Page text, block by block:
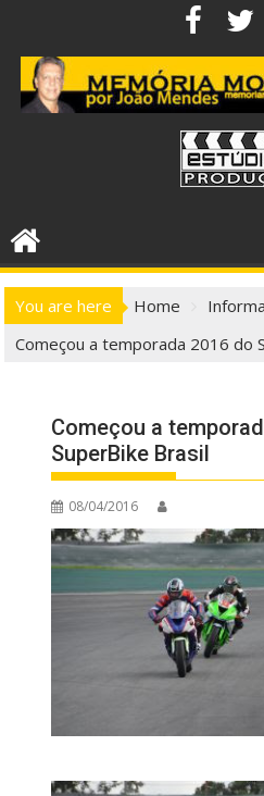
content
You are here Home
Começou a temporada 2016 do
Começou a
SuperBike Brasil
08/04/2016